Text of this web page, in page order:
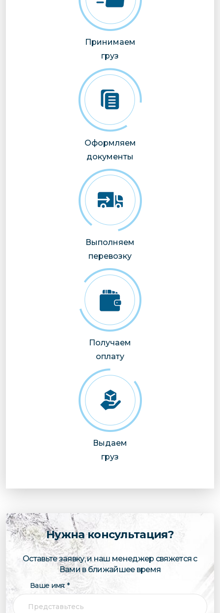
Принимаем
груз
Оформляем
документы
Выполняем
перевозку
Получаем
оплату
Выдаем
груз
Нужна консультация?
Оставьте заявку, и наш менеджер свяжется с
Вами в ближайшее время
Ваше имя: *